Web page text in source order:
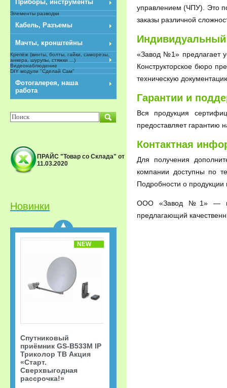
управлением (ЧПУ). Это
заказы различной
«Завод №1» предлагает
Конструкторское бюро
техническую
Гарантии и
Вся продукция
предоставляет гарантию
Контактная
Для получения
компании доступны по
Подробности о
ООО «Завод №1» —
предлагающий
Приборы, инструменты
Элементы разводки
Кабель, Разъемы
Мачты, кронштейны
Крепёж (винты, болты, гайки, саморезы,
анкера, шурупы, стяжки ...)
Видеонаблюдение
DIY модули "Сделай Сам"
Фотогалерея, наша
работа
ПРАЙС "Товар со Склада" от
11.03.2020
Новинки
Спутниковый
Сверхвыгодная
рассрочка!»
NEW
Спутниковый
приёмник GS-B533M IP
Триколор ТВ Акция
«Старт.
Сверхвыгодная
рассрочка!»